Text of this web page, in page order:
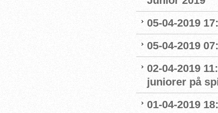
05-04-2019
05-04-2019
02-04-2019
juniorer på
01-04-2019